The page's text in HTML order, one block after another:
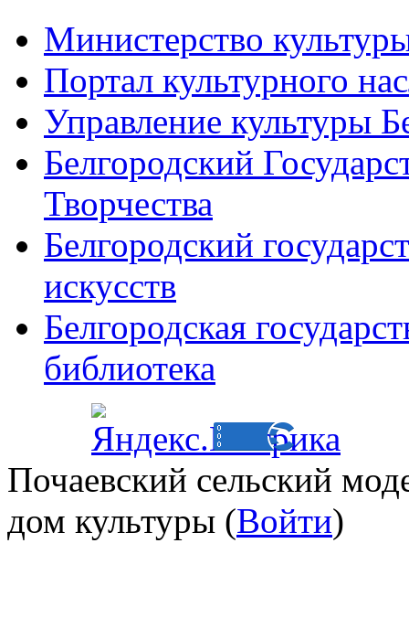
Министерство
Портал культурного
Управление культуры
Белгородский
Творчества
Белгородский
искусств
Белгородская
библиотека
Почаевский сельский
дом культуры (Войти)